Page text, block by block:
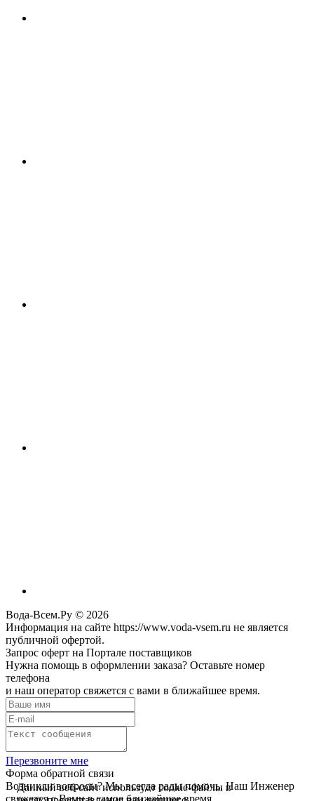
Вода-Всем.Ру © 2026
Информация на сайте https://www.voda-vsem.ru не является
публичной офертой.
Запрос оферт на Портале поставщиков
Нужна помощь в оформлении заказа? Оставьте номер
телефона
и наш оператор свяжется с вами в ближайшее время.
Перезвоните мне
Форма обратной связи
Возникли вопросы? Мы всегда рады помочь. Наш Инженер
Данный веб-сайт использует cookie-файлы в